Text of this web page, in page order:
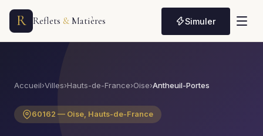
R Reflets &Matières Simuler
Accueil›Villes›Hauts-de-France›Oise›Antheuil-Portes
60162 — Oise, Hauts-de-France